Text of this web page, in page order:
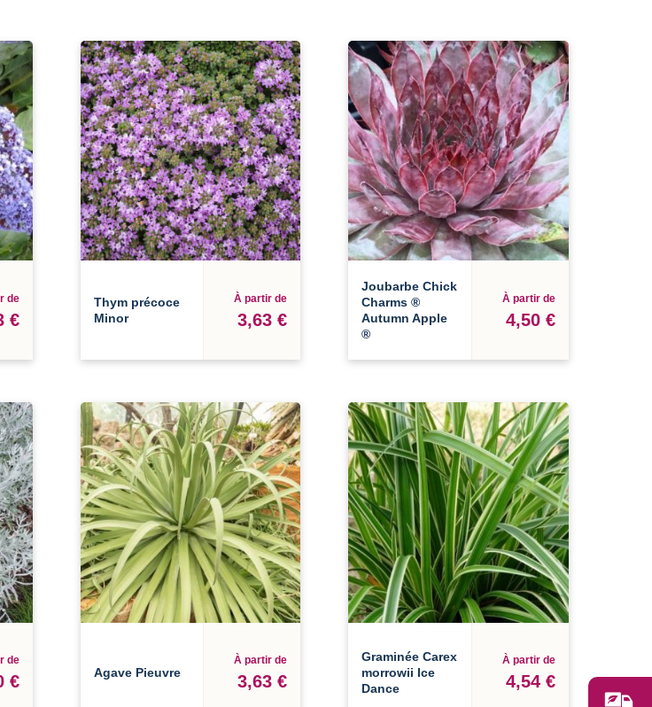
de
€
Thym précoce
Minor
À partir de
3,63 €
Joubarbe Chick
Charms ®
Autumn Apple
®
À partir de
4,50 €
de
€ Agave Pieuvre
À partir de
3,63 €
Graminée Carex
morrowii Ice
Dance
À partir de
4,54 €